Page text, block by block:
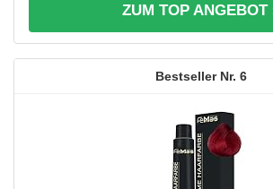
ZUM TOP ANGEBOT
6